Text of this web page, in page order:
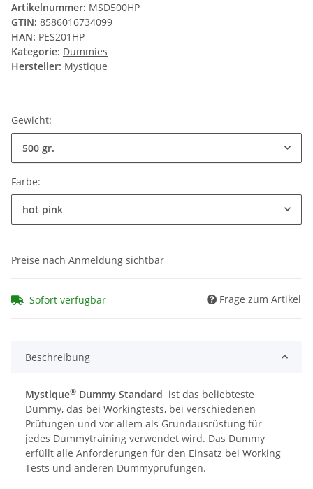
Artikelnummer: MSD500HP
GTIN: 8586016734099
HAN: PES201HP
Kategorie: Dummies
Hersteller: Mystique
Gewicht:
500 gr.
Farbe:
hot pink
Preise nach Anmeldung sichtbar
Sofort verfügbar Frage zum Artikel
Beschreibung
Mystique® Dummy Standard ist das beliebteste
Dummy, das bei Workingtests, bei verschiedenen
Prüfungen und vor allem als Grundausrüstung für
jedes Dummytraining verwendet wird. Das Dummy
erfüllt alle Anforderungen für den Einsatz bei Working
Tests und anderen Dummyprüfungen.